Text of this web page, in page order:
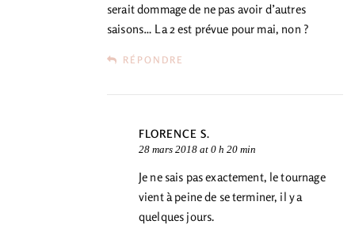
serait dommage de ne pas avoir d’autres
saisons… La 2 est prévue pour mai, non ?
RÉPONDRE
FLORENCE S.
28 mars 2018 at 0 h 20 min
Je ne sais pas exactement, le tournage
vient à peine de se terminer, il y a
quelques jours.